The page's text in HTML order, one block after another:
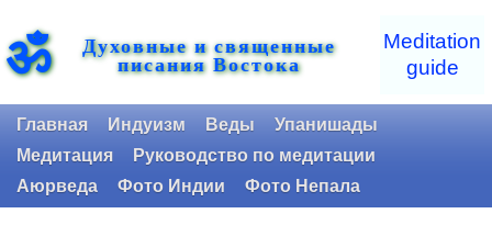
ॐ Духовные и священные
писания Востока
Meditation
guide
Главная Индуизм Веды
Упанишады
Медитация
Руководство по медитации
Аюрведа
Фото Индии Фото Непала